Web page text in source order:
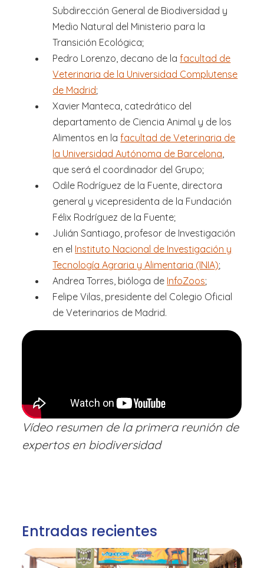
Subdirección General de Biodiversidad y
Medio Natural del Ministerio para la
Transición Ecológica;
Pedro Lorenzo, decano de lafacultad de
Veterinaria de la Universidad Complutense
de Madrid;
Xavier Manteca, catedrático del
departamento de Ciencia Animal y de los
Alimentos en lafacultad de Veterinaria de
la Universidad Autónoma de Barcelona,
que será el coordinador del Grupo;
Odile Rodríguez de la Fuente, directora
general y vicepresidenta de la Fundación
Félix Rodríguez de la Fuente;
Julián Santiago, profesor de Investigación
en el Instituto Nacional de Investigación y
Tecnología Agraria y Alimentaria (INIA);
Andrea Torres, bióloga de InfoZoos;
Felipe Vilas, presidente del Colegio Oficial
de Veterinarios de Madrid.
Vídeo resumen de la primera reunión de
expertos en biodiversidad
Entradas recientes